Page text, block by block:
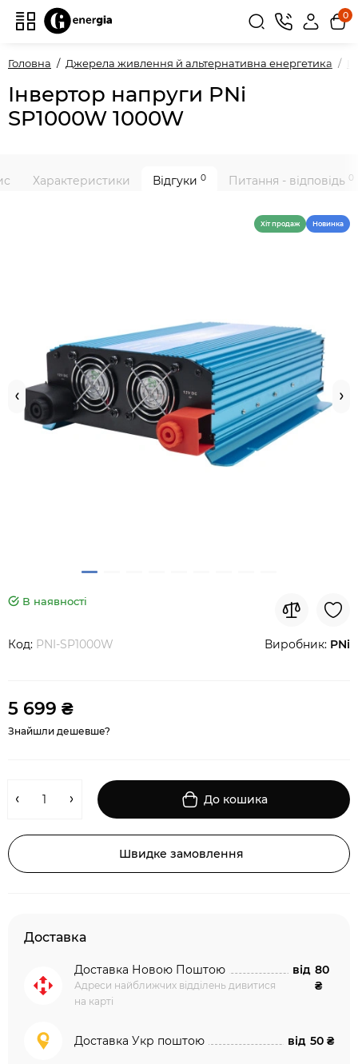
0
Головна Джерела живлення й альтернативна енергетика
Інвертор напруги PNi
SP1000W 1000W
Характеристики Відгуки 0 Питання - відповідь 0
Хiт продаж Новинка
В наявності
Код: PNI-SP1000W Виробник: PNi
5 699 ₴
Знайшли дешевше?
До кошика
Швидке замовлення
Доставка
Доставка Новою Поштою
Адреси найближчих відділень дивитися
на карті
від 80
₴
Доставка Укр поштою від 50 ₴